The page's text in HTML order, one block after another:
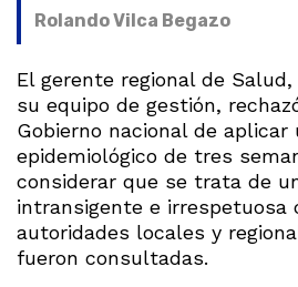
Rolando Vilca Begazo
El gerente regional de
su equipo de gestión,
Gobierno nacional de aplicar
epidemiológico de tres
considerar que se trata de
intransigente e irrespetuosa
autoridades locales y
fueron consultadas.